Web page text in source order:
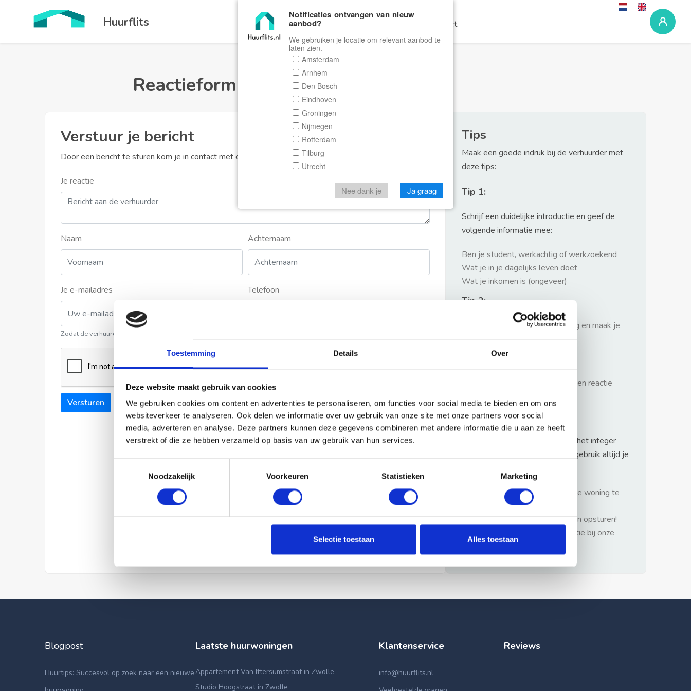
Toestemming Details Over
Deze website maakt gebruik van cookies
We gebruiken cookies om content en advertenties te personaliseren, om functies voor social media te bieden en om ons
websiteverkeer te analyseren. Ook delen we informatie over uw gebruik van onze site met onze partners voor social
media, adverteren en analyse. Deze partners kunnen deze gegevens combineren met andere informatie die u aan ze heeft
verstrekt of die ze hebben verzameld op basis van uw gebruik van hun services.
Noodzakelijk
Voorkeuren Statistieken Marketing
Selectie toestaan Alles toestaan
Huurflits Home Zoeken Contact
Reactieformulier Huurflits
Verstuur je bericht
Door een bericht te sturen kom je in contact met de aanbieder of makelaar van de woning.
Je reactie
Naam Achternaam
Je e-mailadres
Zodat de verhuurder contact met u kan opnemen
Telefoon
Versturen
Tips
Maak een goede indruk bij de verhuurder met
deze tips:
Tip 1:
Schrijf een duidelijke introductie en geef de
volgende informatie mee:
Ben je student, werkachtig of werkzoekend
Wat je in je dagelijks leven doet
Wat je inkomen is (ongeveer)
Tip 2:
Wees beleefd, niet te langdradig en maak je
verhaal kort
Wacht niet met reageren. Snel een reactie
Waarschuwing
Huurflits hecht veel waarde aan het integer
handelen van verhuurders maar gebruik altijd je
1: Nooit vooraf betalen zonder de woning te
hebben gezien.
2: Geen persoonlijke documenten opsturen!
3: Meld bij misbruik de advertentie bij onze
klantenservice.
Blogpost
Huurtips: Succesvol op zoek naar een nieuwe
Laatste huurwoningen
Appartement Van Ittersumstraat in Zwolle
Studio Hoogstraat in Zwolle
Klantenservice
info@huurflits.nl
Reviews
Notificaties ontvangen van nieuw
aanbod?
We gebruiken je locatie om relevant aanbod te
laten zien.
Amsterdam
Arnhem
Den Bosch
Eindhoven
Groningen
Nijmegen
Rotterdam
Tilburg
Utrecht
Nee dank je Ja graag